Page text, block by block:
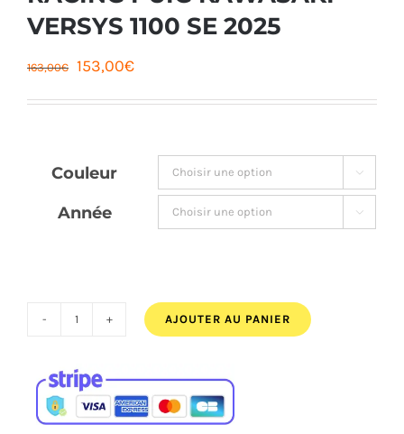
VERSYS 1100 SE 2025
163,00€ Le
163,00€.
153,00€Le
est :
153,00€.
Couleur 
Année 
TENDEUR
DE
AJOUTER AU PANIER